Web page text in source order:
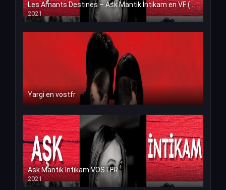
Les Amants Destines – Ask Mantik İntikam en VF (Voix Francaise)
2021
Yargi en vostfr
Ask Mantik İntikam VOSTFR
2021